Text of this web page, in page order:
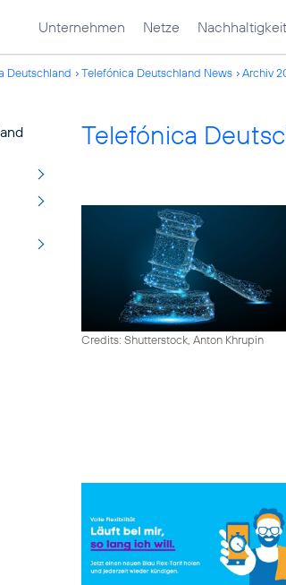
Unternehmen Netze Nachhaltigkeit
Deutschland Telefónica Deutschland News Archiv
Telefónica
Credits: Shutterstock, Anton Khrupin